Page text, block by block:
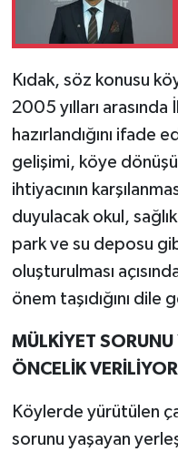
Kıdak, söz konusu
2005 yılları arasında
hazırlandığını ifade
gelişimi, köye
ihtiyacının
duyulacak okul,
park ve su deposu
oluşturulması
önem taşıdığını dile
MÜLKİYET SORUNU
ÖNCELİK VERİLİYOR
Köylerde yürütülen
sorunu yaşayan